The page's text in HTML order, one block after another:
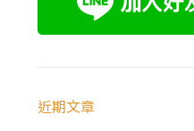
近期文章